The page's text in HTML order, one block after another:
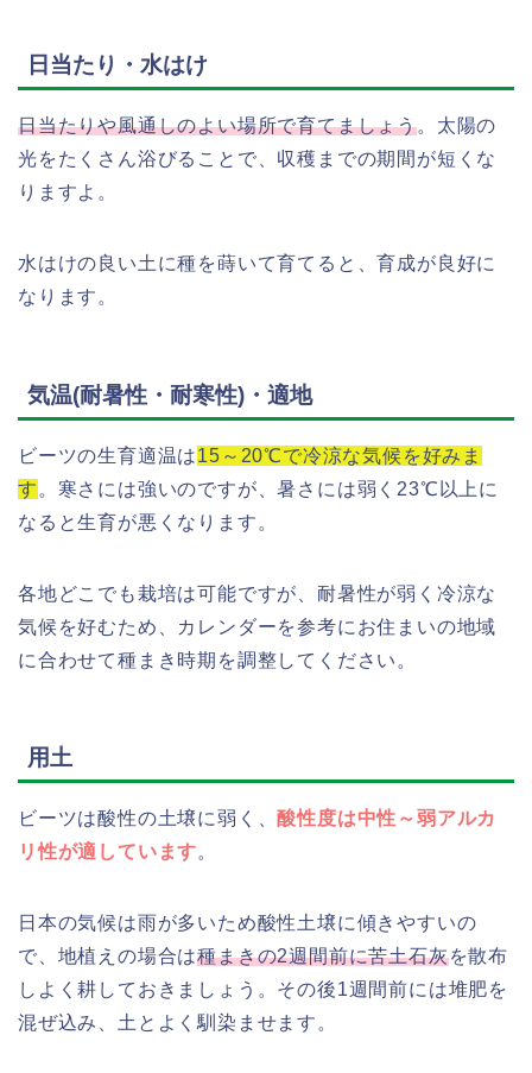
日当たり・水はけ
日当たりや風通しのよい場所で育てましょう。太陽の
光をたくさん浴びることで、収穫までの期間が短くな
りますよ。
水はけの良い土に種を蒔いて育てると、育成が良好に
なります。
気温(耐暑性・耐寒性)・適地
ビーツの生育適温は15～20℃で冷涼な気候を好みま
す 。寒さには強いのですが、暑さには弱く23℃以上に
なると生育が悪くなります。
各地どこでも栽培は可能ですが、耐暑性が弱く冷涼な
気候を好むため、カレンダーを参考にお住まいの地域
に合わせて種まき時期を調整してください。
用土
ビーツは酸性の土壌に弱く、酸性度は中性～弱アルカ
リ性が適しています。
日本の気候は雨が多いため酸性土壌に傾きやすいの
で、地植えの場合は種まきの2週間前に苦土石灰を散布
しよく耕しておきましょう。その後1週間前には堆肥を
混ぜ込み、土とよく馴染ませます。